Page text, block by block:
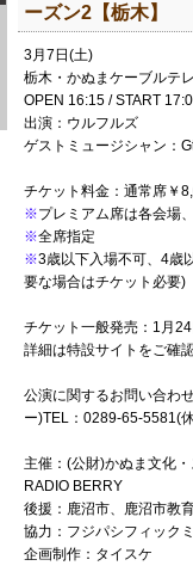
ーズン2【栃木】
3月7日(土)
栃木・かぬまケーブルテ
OPEN 16:15 / START
出演：ウルフルズ
ゲストミュージシャン：
チケット料金：通常席￥
※プレミアム席は各会場
※全席指定
※3歳以下入場不可、4歳
要な場合はチケット必要)
チケット一般発売：1月
詳細は特設サイトをご確
公演に関するお問い合わ
ー)TEL：0289-65-5581(
主催：(公財)かぬま文化
RADIO BERRY
後援：鹿沼市、鹿沼市教
協力：フジパシフィック
企画制作：タイスケ